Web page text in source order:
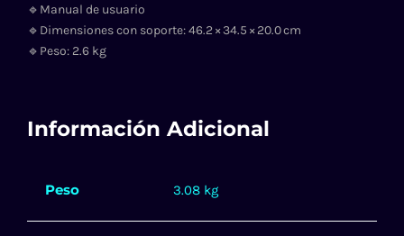
🔹Manual de usuario
🔹Dimensiones con soporte: 46.2 × 34.5 × 20.0 cm
🔹Peso: 2.6 kg
Información Adicional
Peso 3.08 kg